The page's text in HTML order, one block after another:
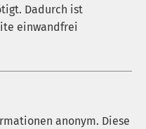
Dadurch ist
einwandfrei
anonym. Diese